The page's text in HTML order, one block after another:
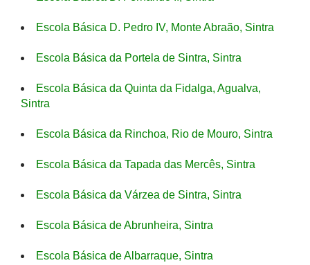
Escola Básica D. Pedro IV, Monte Abraão, Sintra
Escola Básica da Portela de Sintra, Sintra
Escola Básica da Quinta da Fidalga, Agualva,
Sintra
Escola Básica da Rinchoa, Rio de Mouro, Sintra
Escola Básica da Tapada das Mercês, Sintra
Escola Básica da Várzea de Sintra, Sintra
Escola Básica de Abrunheira, Sintra
Escola Básica de Albarraque, Sintra